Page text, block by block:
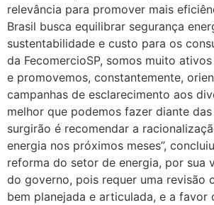
relevância para promover mais
Brasil busca equilibrar segurança
sustentabilidade e custo para os
da FecomercioSP, somos muito
e promovemos, constantemente,
campanhas de esclarecimento aos
melhor que podemos fazer diante
surgirão é recomendar a
energia nos próximos meses”,
reforma do setor de energia, por sua
do governo, pois requer uma revisão
bem planejada e articulada, e a favor